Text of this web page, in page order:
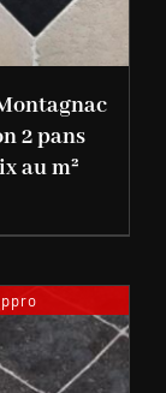
2 pans
au m²